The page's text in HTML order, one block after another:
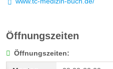
Öffnungszeiten
Öffnungszeiten: